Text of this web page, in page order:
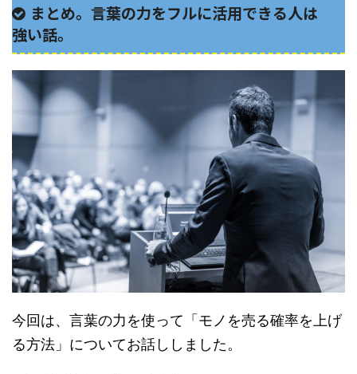
まとめ。言葉の力をフルに活用できる人は
強い話。
今回は、言葉の力を使って「モノを売る確率を上げ
る方法」についてお話ししました。